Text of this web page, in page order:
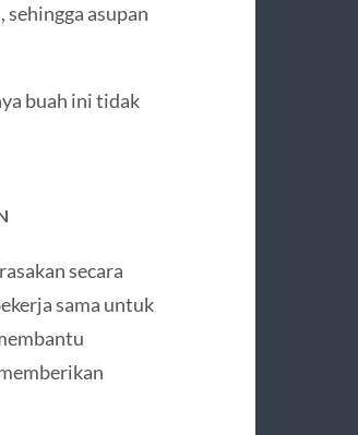
asupan
buah ini tidak
secara
sama untuk